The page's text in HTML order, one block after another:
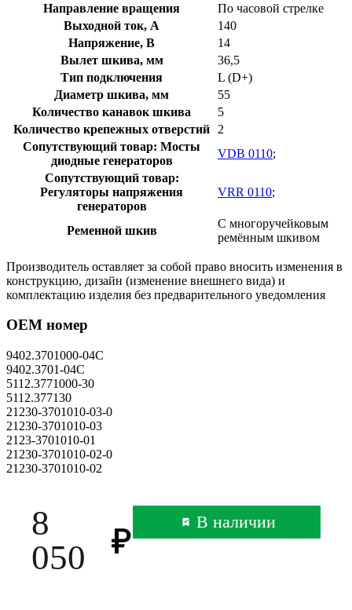
Направление вращения
По часовой стрелке
Выходной ток, А
140
Напряжение, В
14
Вылет шкива, мм
36,5
Тип подключения
L (D+)
Диаметр шкива, мм
55
Количество канавок шкива
5
Количество крепежных отверстий
2
Сопутствующий товар: Мосты
диодные генераторов
VDB 0110;
Сопутствующий товар:
Регуляторы напряжения
генераторов
VRR 0110;
Ременной шкив
С многоручейковым
ремённым шкивом
Производитель оставляет за собой право вносить изменения в
конструкцию, дизайн (изменение внешнего вида) и
комплектацию изделия без предварительного уведомления
OEM номер
9402.3701000-04С
9402.3701-04С
5112.3771000-30
5112.377130
21230-3701010-03-0
21230-3701010-03
2123-3701010-01
21230-3701010-02-0
21230-3701010-02
8
050
В наличии